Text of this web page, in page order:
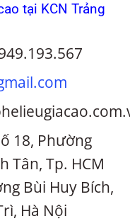
tại KCN Trảng
18, Phường
Tân, Tp. HCM
Bùi Huy Bích,
Hà Nội